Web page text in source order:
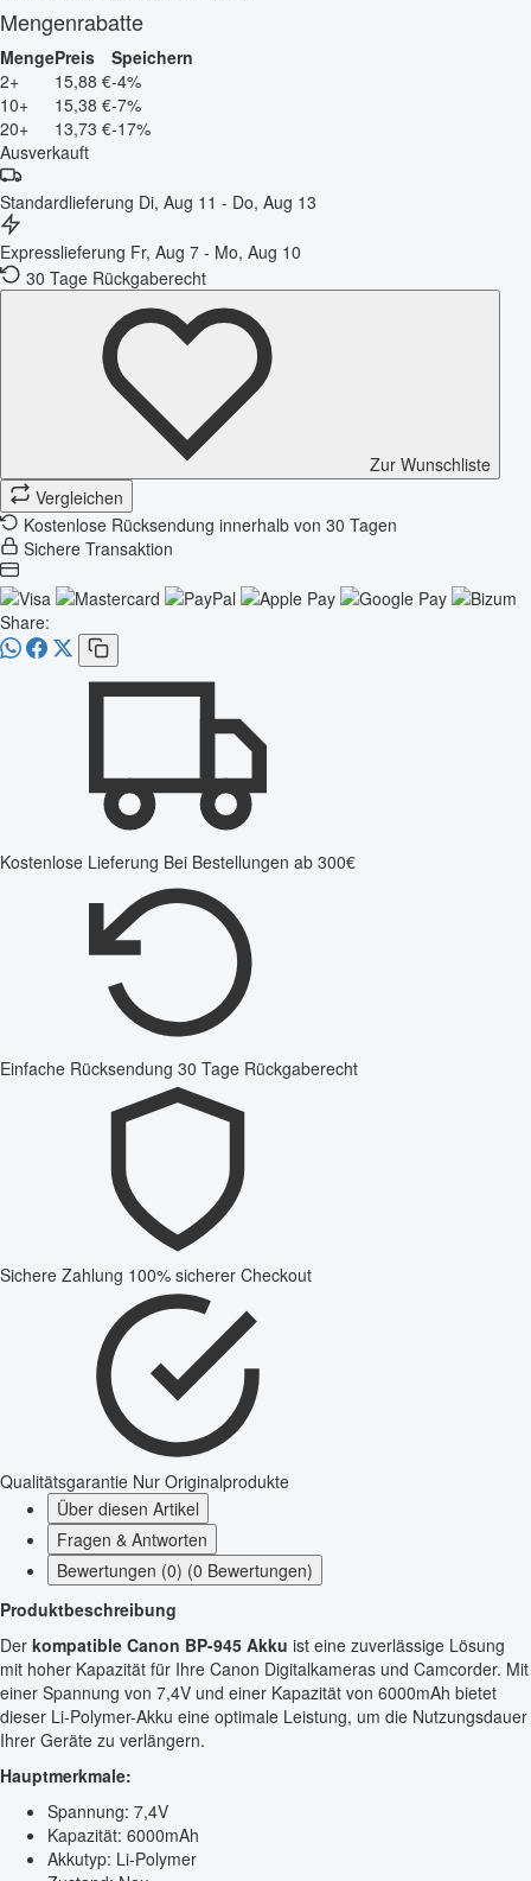
Mengenrabatte
MengePreis
Speichern
2+
15,88 €-4%
10+
15,38 €-7%
20+
13,73 €-17%
Ausverkauft
Standardlieferung Di, Aug 11 - Do, Aug 13
Expresslieferung Fr, Aug 7 - Mo, Aug 10
30 Tage Rückgaberecht
Zur Wunschliste
Vergleichen
Kostenlose Rücksendung innerhalb von 30 Tagen
Sichere Transaktion
Share:
Kostenlose Lieferung Bei Bestellungen ab 300€
Einfache Rücksendung 30 Tage Rückgaberecht
Sichere Zahlung 100% sicherer Checkout
Qualitätsgarantie Nur Originalprodukte
Über diesen Artikel
Fragen & Antworten
Bewertungen (0) (0 Bewertungen)
Produktbeschreibung
Der kompatible Canon BP-945 Akku ist eine zuverlässige Lösung
mit hoher Kapazität für Ihre Canon Digitalkameras und Camcorder. Mit
einer Spannung von 7,4V und einer Kapazität von 6000mAh bietet
dieser Li-Polymer-Akku eine optimale Leistung, um die Nutzungsdauer
Ihrer Geräte zu verlängern.
Hauptmerkmale:
Spannung: 7,4V
Kapazität: 6000mAh
Akkutyp: Li-Polymer